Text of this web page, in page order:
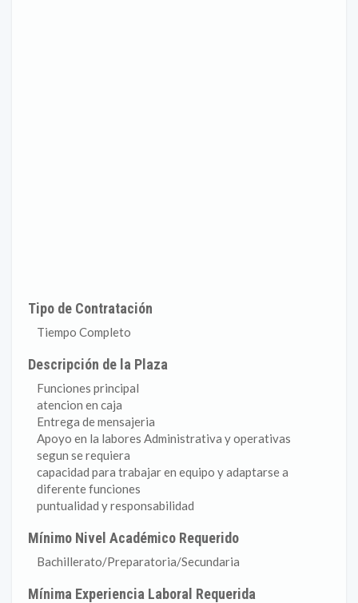
Tipo de Contratación
Tiempo Completo
Descripción de la Plaza
Funciones principal
atencion en caja
Entrega de mensajeria
Apoyo en la labores Administrativa y operativas
segun se requiera
capacidad para trabajar en equipo y adaptarse a
diferente funciones
puntualidad y responsabilidad
Mínimo Nivel Académico Requerido
Bachillerato/Preparatoria/Secundaria
Mínima Experiencia Laboral Requerida